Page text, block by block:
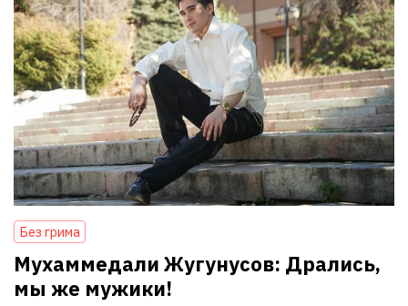
Без грима
Мухаммедали Жугунусов: Дрались,
мы же мужики!